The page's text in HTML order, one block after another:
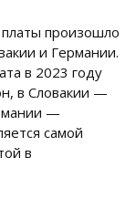
произошло
и Германии.
в 2023 году
в Словакии —
—
самой
в